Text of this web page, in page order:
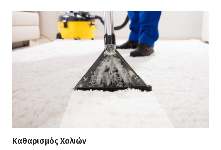
Καθαρισμός Χαλιών